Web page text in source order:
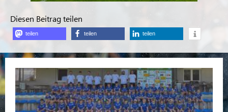
Diesen Beitrag teilen
teilen teilen teilen